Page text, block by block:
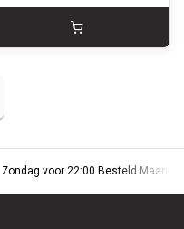
Zondag voor 22:00 Besteld